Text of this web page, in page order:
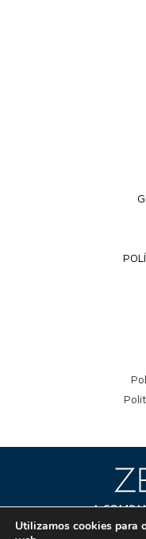
Utilizamos cookies para